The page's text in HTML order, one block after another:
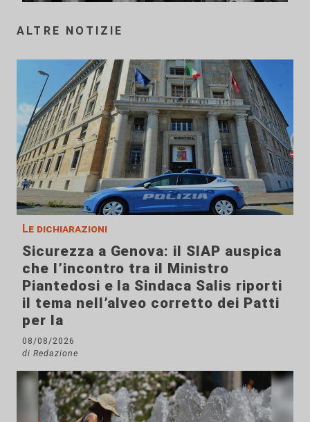
ALTRE NOTIZIE
Le dichiarazioni
Sicurezza a Genova: il SIAP auspica
che l’incontro tra il Ministro
Piantedosi e la Sindaca Salis riporti
il tema nell’alveo corretto dei Patti
per la
08/08/2026
di Redazione